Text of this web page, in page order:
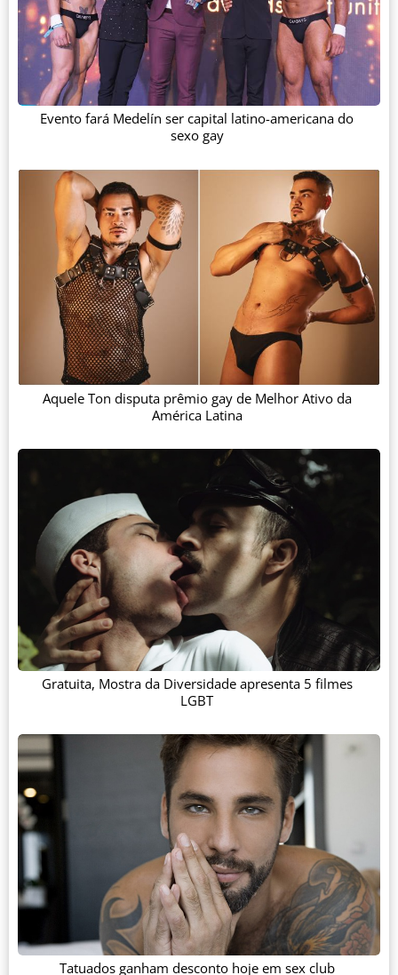
Evento fará Medelín ser capital latino-americana do
sexo gay
Aquele Ton disputa prêmio gay de Melhor Ativo da
América Latina
Gratuita, Mostra da Diversidade apresenta 5 filmes
LGBT
Tatuados ganham desconto hoje em sex club